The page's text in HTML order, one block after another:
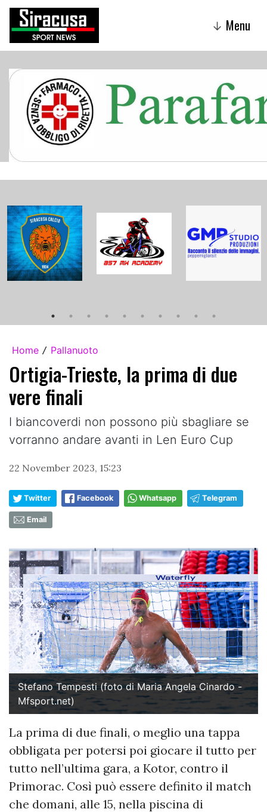
↓ Menu
Home / Pallanuoto
Ortigia-Trieste, la prima di due
vere finali
I biancoverdi non possono più sbagliare se
vorranno andare avanti in Len Euro Cup
22 November 2023, 15:23
Twitter Facebook Whatsapp Telegram
Email
Stefano Tempesti (foto di Maria Angela Cinardo -
Mfsport.net)
La prima di due finali, o meglio una tappa
obbligata per potersi poi giocare il tutto per
tutto nell’ultima gara, a Kotor, contro il
Primorac. Così può essere definito il match
che domani, alle 15, nella piscina di